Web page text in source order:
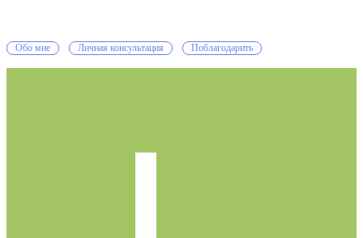
Обо мне Личная консультация Поблагодарить